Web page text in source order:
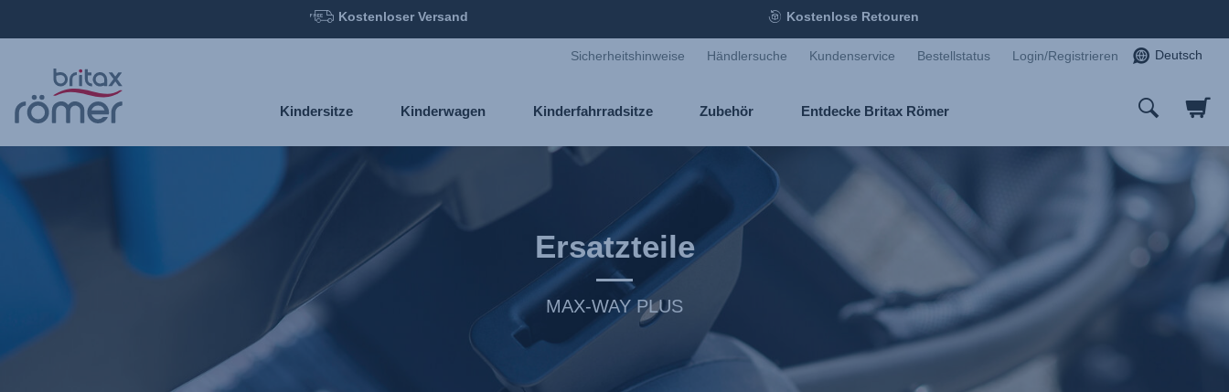
Hauptinhalt
springen
Kostenloser Versand Kostenlose Retouren
Sicherheitshinweise Händlersuche Kundenservice Bestellstatus Login/Registrieren Deutsch
Kindersitze Kinderwagen Kinderfahrradsitze Zubehör Entdecke Britax Römer
Ersatzteile
MAX-WAY PLUS